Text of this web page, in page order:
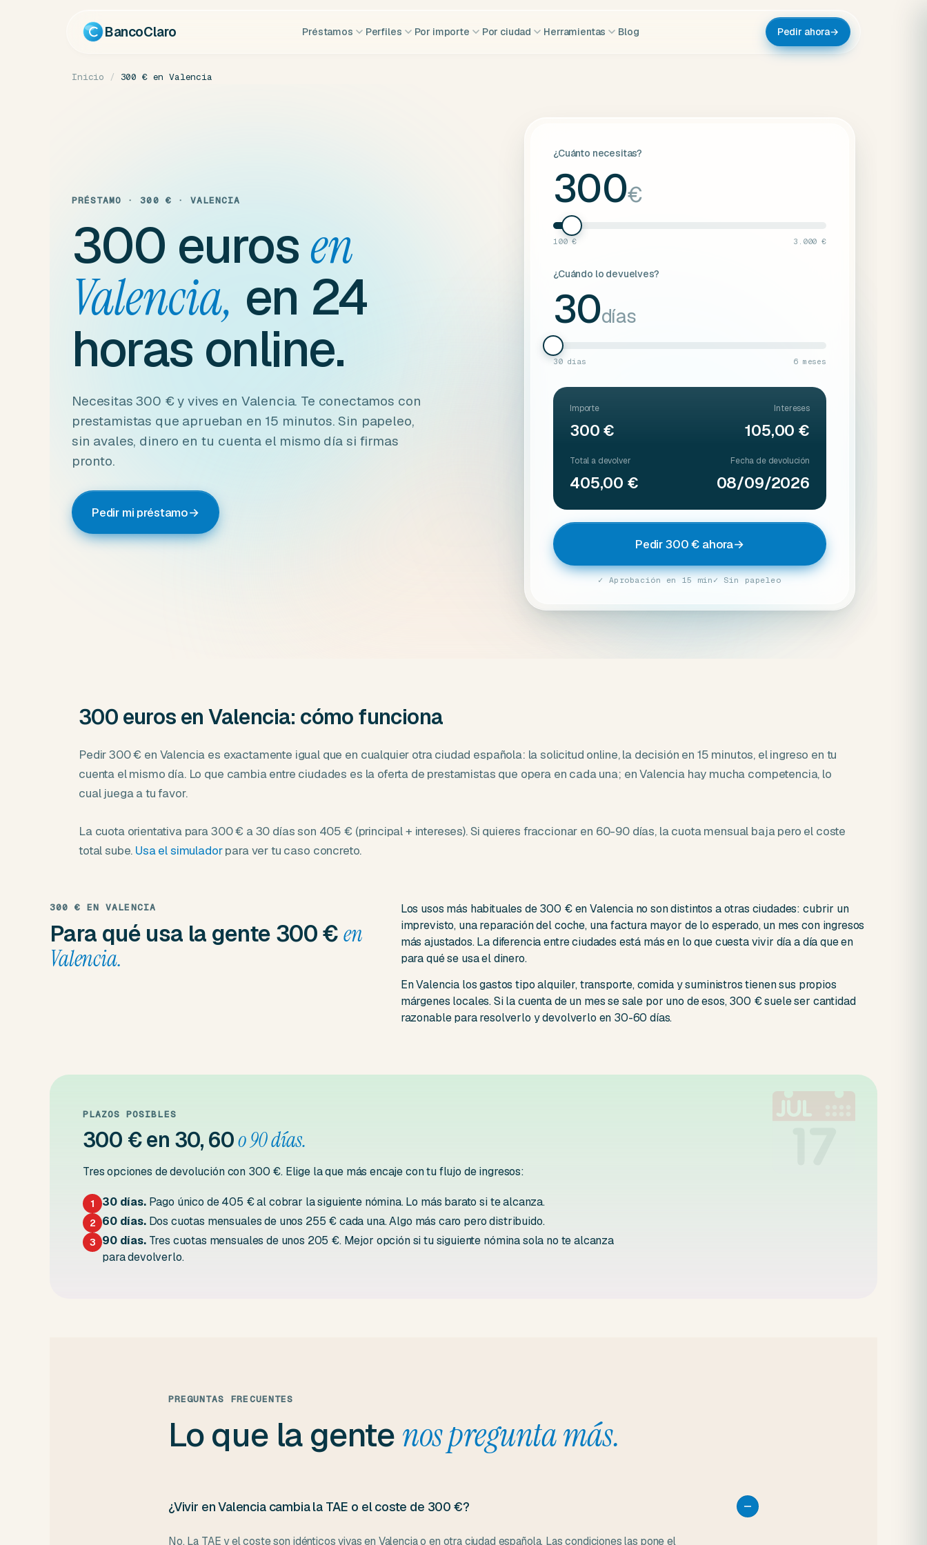
BancoClaro Préstamos Perfiles Por importe Por ciudad Herramientas Blog Pedir ahora→
Inicio / 300 € en Valencia
PRÉSTAMO · 300 € · VALENCIA
300 eurosen
Valencia, en 24
horas online.
Necesitas 300 € y vives en Valencia. Te conectamos con
prestamistas que aprueban en 15 minutos. Sin papeleo,
sin avales, dinero en tu cuenta el mismo día si firmas
pronto.
Pedir mi préstamo→
¿Cuánto necesitas?
300€
100 € 3.000 €
¿Cuándo lo devuelves?
30días
30 días 6 meses
Importe
300 €
Intereses
105,00 €
Total a devolver
405,00 €
Fecha de devolución
08/09/2026
Pedir 300 € ahora→
✓ Aprobación en 15 min ✓ Sin papeleo
300 euros en Valencia: cómo funciona
Pedir 300 € en Valencia es exactamente igual que en cualquier otra ciudad española: la solicitud online, la decisión en 15 minutos, el ingreso en tu
cuenta el mismo día. Lo que cambia entre ciudades es la oferta de prestamistas que opera en cada una; en Valencia hay mucha competencia, lo
cual juega a tu favor.
La cuota orientativa para 300 € a 30 días son 405 € (principal + intereses). Si quieres fraccionar en 60-90 días, la cuota mensual baja pero el coste
total sube. Usa el simuladorpara ver tu caso concreto.
300 € EN VALENCIA
Para qué usa la gente 300 €en
Valencia.
Los usos más habituales de 300 € en Valencia no son distintos a otras ciudades: cubrir un
imprevisto, una reparación del coche, una factura mayor de lo esperado, un mes con ingresos
más ajustados. La diferencia entre ciudades está más en lo que cuesta vivir día a día que en
para qué se usa el dinero.
En Valencia los gastos tipo alquiler, transporte, comida y suministros tienen sus propios
márgenes locales. Si la cuenta de un mes se sale por uno de esos, 300 € suele ser cantidad
razonable para resolverlo y devolverlo en 30-60 días.
PLAZOS POSIBLES
300 € en 30, 60o 90 días.
Tres opciones de devolución con 300 €. Elige la que más encaje con tu flujo de ingresos:
1 30 días.Pago único de 405 € al cobrar la siguiente nómina. Lo más barato si te alcanza.
2 60 días.Dos cuotas mensuales de unos 255 € cada una. Algo más caro pero distribuido.
3 90 días.Tres cuotas mensuales de unos 205 €. Mejor opción si tu siguiente nómina sola no te alcanza
para devolverlo.
PREGUNTAS FRECUENTES
Lo que la gentenos pregunta más.
¿Vivir en Valencia cambia la TAE o el coste de 300 €?
No. La TAE y el coste son idénticos vivas en Valencia o en otra ciudad española. Las condiciones las pone el